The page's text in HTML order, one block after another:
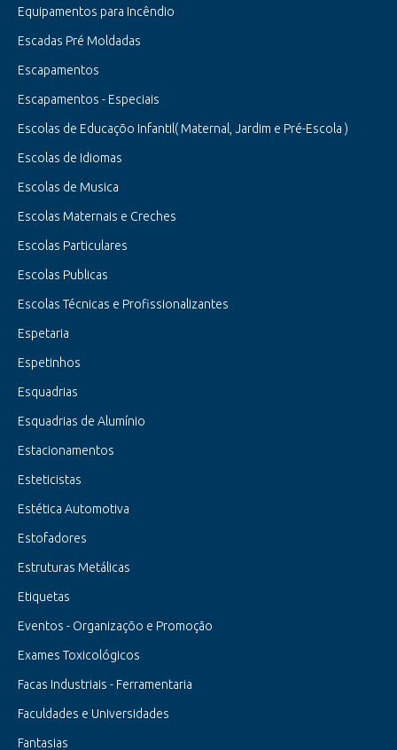
Equipamentos para Incêndio
Escadas Pré Moldadas
Escapamentos
Escapamentos - Especiais
Escolas de Educaçõo Infantil( Maternal, Jardim e Pré-Escola )
Escolas de Idiomas
Escolas de Musica
Escolas Maternais e Creches
Escolas Particulares
Escolas Publicas
Escolas Técnicas e Profissionalizantes
Espetaria
Espetinhos
Esquadrias
Esquadrias de Alumínio
Estacionamentos
Esteticistas
Estética Automotiva
Estofadores
Estruturas Metálicas
Etiquetas
Eventos - Organizaçõo e Promoção
Exames Toxicológicos
Facas Industriais - Ferramentaria
Faculdades e Universidades
Fantasias